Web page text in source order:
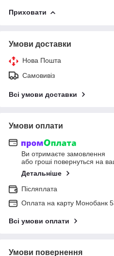
Приховати
Умови доставки
Нова Пошта
Самовивіз
Всі умови доставки
Умови оплати
Ви отримаєте замовлення
або гроші повернуться на
Детальніше
Післяплата
Оплата на карту Монобанк
Всі умови оплати
Умови повернення